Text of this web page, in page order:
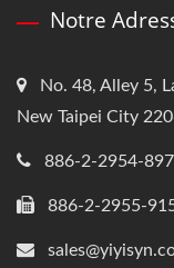
Notre
No. 48, Alley 5,
New Taipei City
886-2-2954-
886-2-2955-